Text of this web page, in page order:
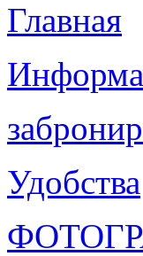
Главная
Удобства